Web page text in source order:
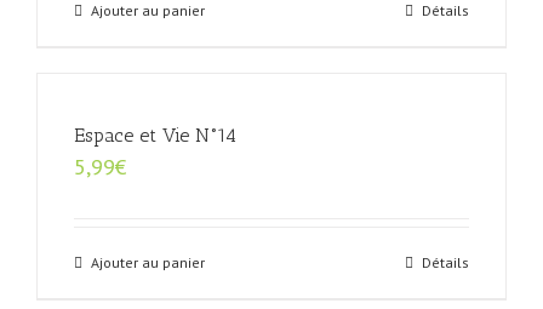
Ajouter au panier Détails
Espace et Vie N°14
5,99€
Ajouter au panier Détails